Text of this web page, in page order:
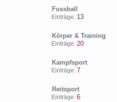
Fussball
Einträge: 13
Körper & Training
Einträge: 20
Kampfsport
Einträge: 7
Reitsport
Einträge: 6